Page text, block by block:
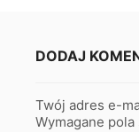
DODAJ
Twój adres e-
Wymagane